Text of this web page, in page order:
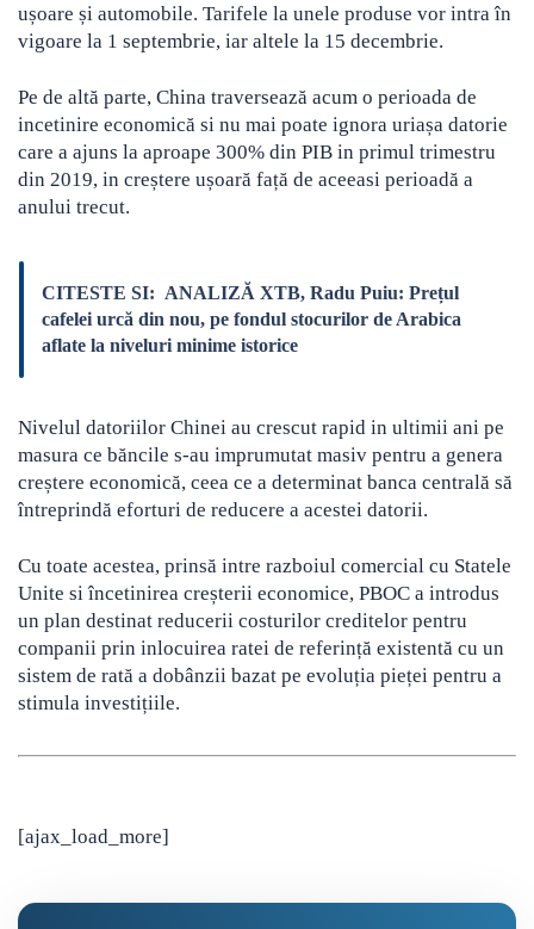
ușoare și automobile. Tarifele la unele produse vor intra în
vigoare la 1 septembrie, iar altele la 15 decembrie.
Pe de altă parte, China traversează acum o perioada de
incetinire economică si nu mai poate ignora uriașa datorie
care a ajuns la aproape 300% din PIB in primul trimestru
din 2019, in creștere ușoară față de aceeasi perioadă a
anului trecut.
CITESTE SI: ANALIZĂ XTB, Radu Puiu: Prețul
cafelei urcă din nou, pe fondul stocurilor de Arabica
aflate la niveluri minime istorice
Nivelul datoriilor Chinei au crescut rapid in ultimii ani pe
masura ce băncile s-au imprumutat masiv pentru a genera
creștere economică, ceea ce a determinat banca centrală să
întreprindă eforturi de reducere a acestei datorii.
Cu toate acestea, prinsă intre razboiul comercial cu Statele
Unite si încetinirea creșterii economice, PBOC a introdus
un plan destinat reducerii costurilor creditelor pentru
companii prin inlocuirea ratei de referință existentă cu un
sistem de rată a dobânzii bazat pe evoluția pieței pentru a
stimula investițiile.
[ajax_load_more]